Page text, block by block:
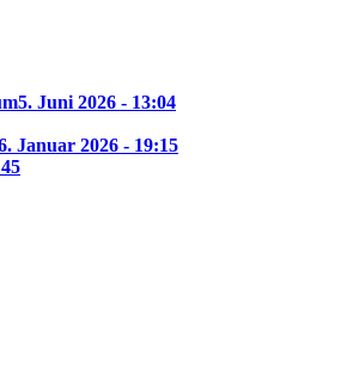
5. Juni 2026 - 13:04
Januar 2026 - 19:15